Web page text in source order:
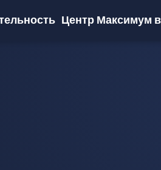
Центр Максимум